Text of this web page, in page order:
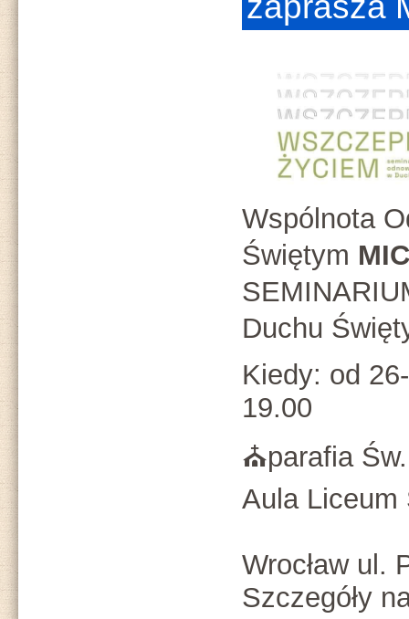
Wspólnota
Świętym
Duchu
Kiedy: od
19.00
⛪parafia
Aula Liceum
Wrocław ul.
Szczegóły